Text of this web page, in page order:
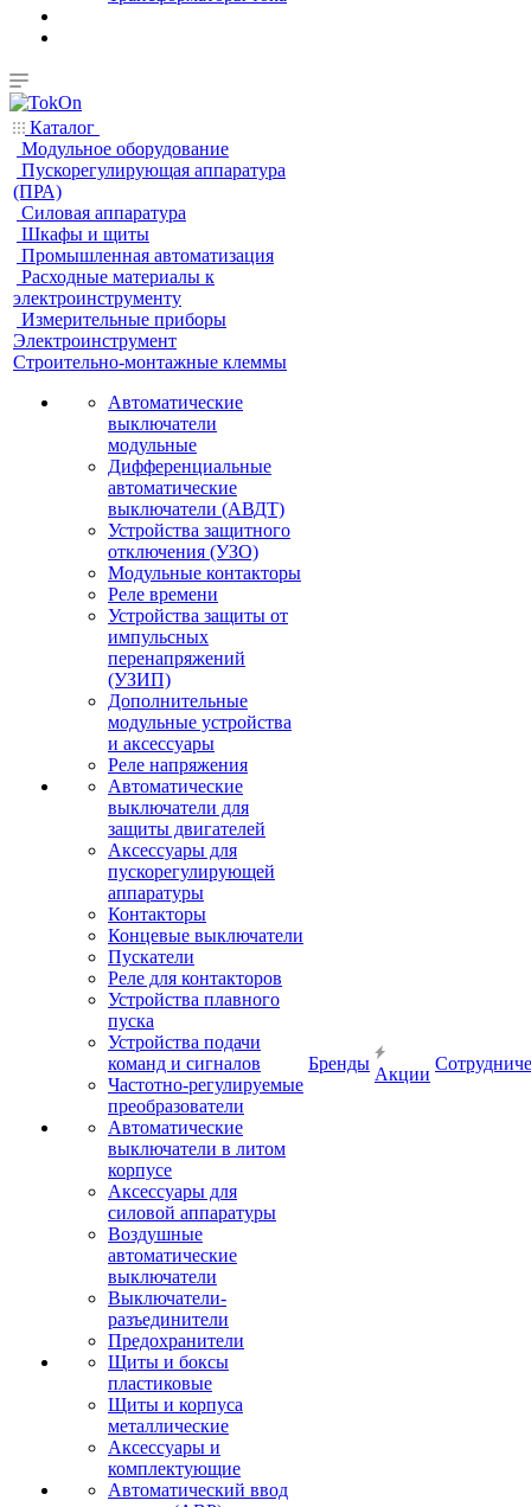
Каталог
Модульное оборудование
Пускорегулирующая аппаратура
(ПРА)
Силовая аппаратура
Шкафы и щиты
Промышленная автоматизация
Расходные материалы к
электроинструменту
Измерительные приборы
Электроинструмент
Строительно-монтажные клеммы
Автоматические
выключатели
модульные
Дифференциальные
автоматические
выключатели (АВДТ)
Устройства защитного
отключения (УЗО)
Модульные контакторы
Реле времени
Устройства защиты от
импульсных
перенапряжений
(УЗИП)
Дополнительные
модульные устройства
и аксессуары
Реле напряжения
Автоматические
выключатели для
защиты двигателей
Аксессуары для
пускорегулирующей
аппаратуры
Контакторы
Концевые выключатели
Пускатели
Реле для контакторов
Устройства плавного
пуска
Устройства подачи
команд и сигналов
Частотно-регулируемые
преобразователи
Автоматические
выключатели в литом
корпусе
Аксессуары для
силовой аппаратуры
Воздушные
автоматические
выключатели
Выключатели-
разъединители
Предохранители
Щиты и боксы
пластиковые
Щиты и корпуса
металлические
Аксессуары и
комплектующие
Автоматический ввод
Бренды
Акции